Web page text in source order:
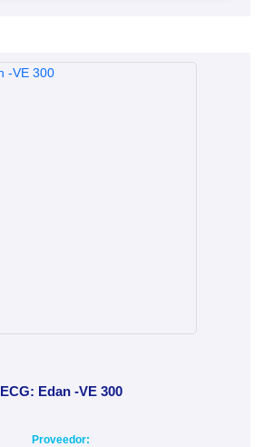
ECG: Edan -VE 300
Proveedor: